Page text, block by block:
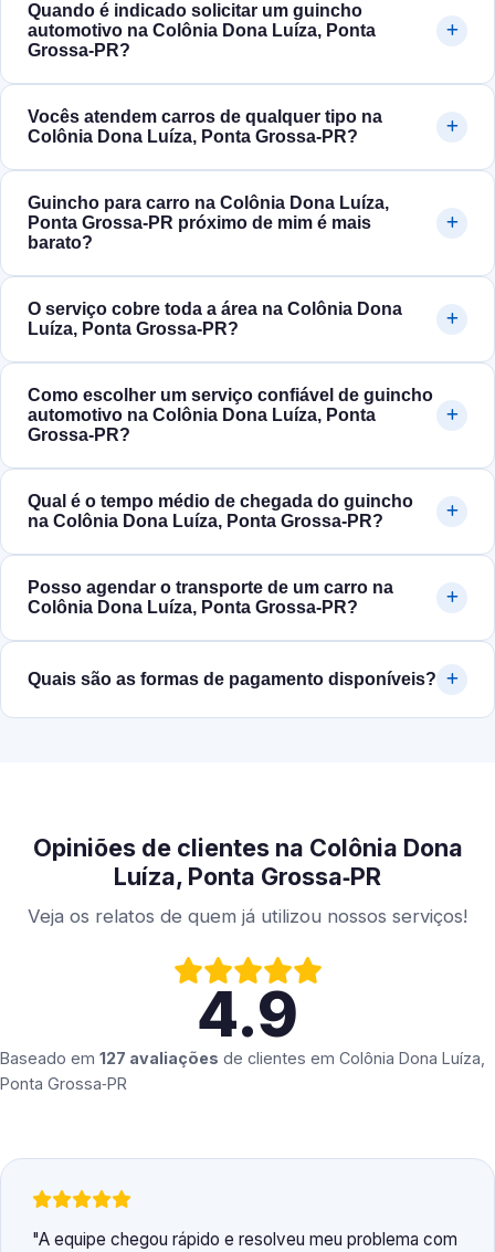
Quando é indicado solicitar um guincho
automotivo na Colônia Dona Luíza, Ponta
Grossa‑PR?
Vocês atendem carros de qualquer tipo na
Colônia Dona Luíza, Ponta Grossa‑PR?
Guincho para carro na Colônia Dona Luíza,
Ponta Grossa‑PR próximo de mim é mais
barato?
O serviço cobre toda a área na Colônia Dona
Luíza, Ponta Grossa‑PR?
Como escolher um serviço confiável de guincho
automotivo na Colônia Dona Luíza, Ponta
Grossa‑PR?
Qual é o tempo médio de chegada do guincho
na Colônia Dona Luíza, Ponta Grossa‑PR?
Posso agendar o transporte de um carro na
Colônia Dona Luíza, Ponta Grossa‑PR?
Quais são as formas de pagamento disponíveis?
Opiniões de clientes na Colônia Dona
Luíza, Ponta Grossa‑PR
Veja os relatos de quem já utilizou nossos serviços!
4.9
Baseado em 127 avaliações de clientes em Colônia Dona Luíza,
Ponta Grossa‑PR
A equipe chegou rápido e resolveu meu problema com